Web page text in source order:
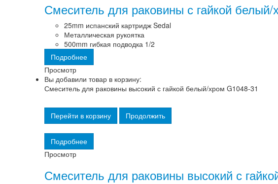
Смеситель для раковины с гайкой
25mm испанский картридж Sedal
Металлическая рукоятка
500mm гибкая подводка 1/2
Подробнее
Просмотр
Вы добавили товар в корзину:
Смеситель для раковины высокий с гайкой белый/хром G1048-31
Перейти в корзину Продолжить
Подробнее
Просмотр
Смеситель для раковины высокий с